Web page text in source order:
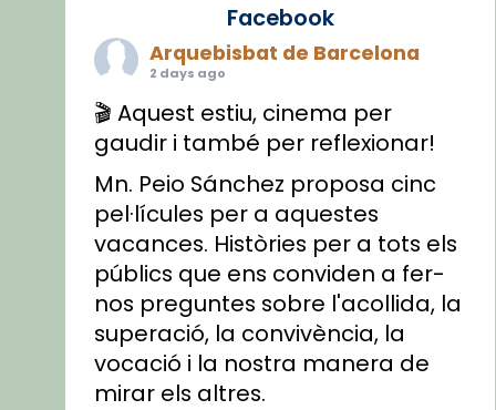
Facebook
Arquebisbat de Barcelona
2 days ago
🎬 Aquest estiu, cinema per
gaudir i també per reflexionar!
Mn. Peio Sánchez proposa cinc
pel·lícules per a aquestes
vacances. Històries per a tots els
públics que ens conviden a fer-
nos preguntes sobre l'acollida, la
superació, la convivència, la
vocació i la nostra manera de
mirar els altres.